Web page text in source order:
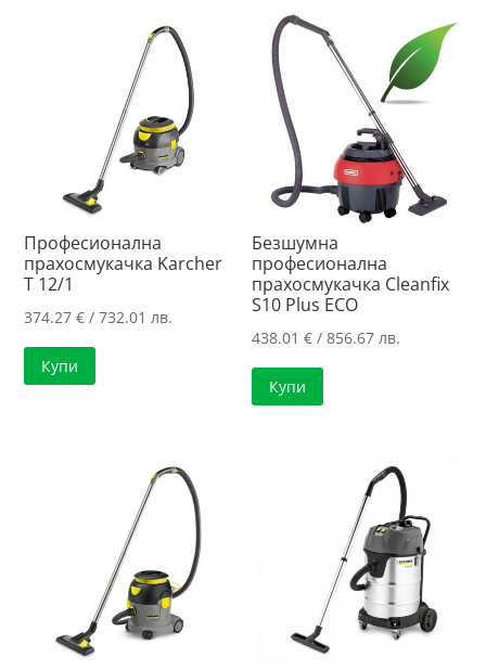
Професионална
прахосмукачка Karcher
T 12/1
374.27€ / 732.01 лв.
Купи
Безшумна
професионална
прахосмукачка Cleanfix
S10 Plus ECO
438.01€ / 856.67 лв.
Купи